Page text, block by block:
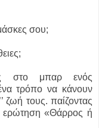
σου;
στο μπαρ ενός
τρόπο να κάνουν
ζωή τους. παίζοντας
ερώτηση «Θάρρος ή